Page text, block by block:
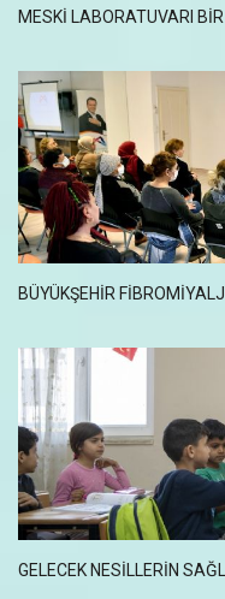
MESKİ LABORATUVARI
BÜYÜKŞEHİR
GELECEK NESİLLERİN